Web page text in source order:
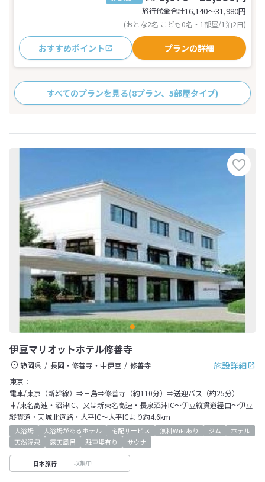
旅行代金合計16,140〜31,980円
(おとな2名 こども0名・1部屋/1泊2日)
おすすめポイント プランの詳細
すべてのプランを見る(8プラン、5部屋タイプ)
伊豆マリオットホテル修善寺
施設詳細
静岡県 長岡・修善寺・中伊豆
修善寺
東京：
電車/東京（新幹線）⇒三島⇒修善寺（約110分）⇒送迎バス（約25分）
車/東名高速・沼津IC、又は新東名高速・長泉沼津IC～伊豆縦貫道経由～伊豆
縦貫道・天城北道路・大平IC～大平ICより約4.6km
大浴場 大浴場があるホテル 宅配サービス 無料WiFiあり ジム
ホテル
天然温泉
露天風呂 駐車場有り サウナ
日本旅行 収集中